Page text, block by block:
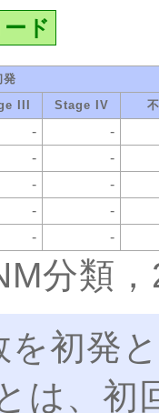
ド
発
III Stage IV
- -
- -
- -
- -
- -
分類
を初発
は、初